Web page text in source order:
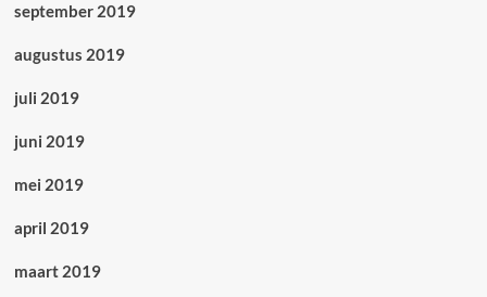
september 2019
augustus 2019
juli 2019
juni 2019
mei 2019
april 2019
maart 2019